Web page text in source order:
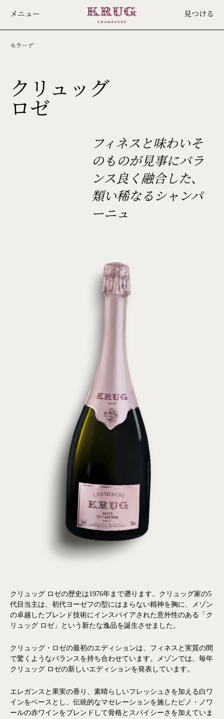
メニュー 見つける
セラーで
クリュッグ
ロゼ24ÈMEÉDITION
フィネスと味わいそ
のものが見事にバラ
ンス良く融合した、
類い稀なるシャンパ
ーニュ
クリュッグ ロゼの歴史は1976年まで遡ります。クリュッグ家の5
代目当主は、初代ヨーゼフの型にはまらない精神を胸に、メゾン
の卓越したブレンド技術にインスパイアされた意外性のある「ク
リュッグ ロゼ」という新たな逸品を誕生させました。
クリュッグ・ロゼの最初のエディションは、フィネスと実質の間
で驚くようなバランスを持ち合わせています。メゾンでは、毎年
クリュッグ ロゼの新しいエディションを発表しています。
エレガンスと果実の香り、素晴らしいフレッシュさを加える白ワ
インをベースとし、伝統的なマセレーションを施したピノ・ノワ
ールの赤ワインをブレンドして骨格とスパイシーさを加えていま